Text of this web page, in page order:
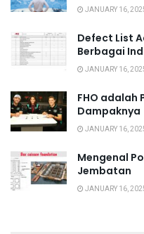
JANUARY 16,
Defect List
Berbagai
JANUARY 16,
FHO adalah
Dampaknya
JANUARY 16,
Mengenal
Jembatan
JANUARY 16,